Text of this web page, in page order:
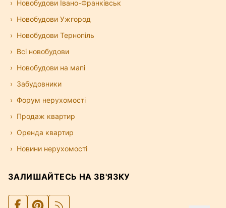
Новобудови Івано-Франківськ
Новобудови Ужгород
Новобудови Тернопіль
Всі новобудови
Новобудови на мапі
Забудовники
Форум нерухомості
Продаж квартир
Оренда квартир
Новини нерухомості
ЗАЛИШАЙТЕСЬ НА ЗВ'ЯЗКУ